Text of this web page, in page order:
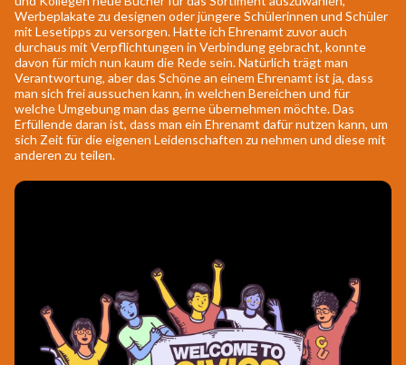
Werbeplakate zu designen oder jüngere Schülerinnen und Schüler
mit Lesetipps zu versorgen. Hatte ich Ehrenamt zuvor auch
durchaus mit Verpflichtungen in Verbindung gebracht, konnte
davon für mich nun kaum die Rede sein. Natürlich trägt man
Verantwortung, aber das Schöne an einem Ehrenamt ist ja, dass
man sich frei aussuchen kann, in welchen Bereichen und für
welche Umgebung man das gerne übernehmen möchte. Das
Erfüllende daran ist, dass man ein Ehrenamt dafür nutzen kann, um
sich Zeit für die eigenen Leidenschaften zu nehmen und diese mit
anderen zu teilen.